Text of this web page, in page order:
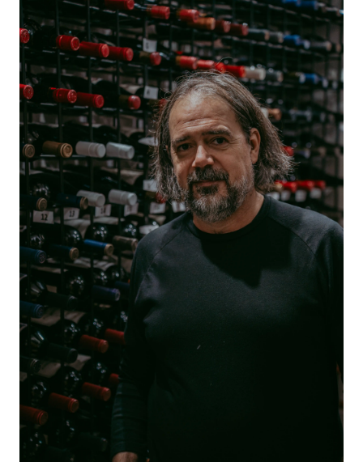
Desde su nuevo rol, estará a cargo de
renovar
contenidos académicos de la carrera de
Sommellerie, impulsar nuevas
experiencias con productores, y acercar aún
a los estudiantes al mundo profesional del vino.